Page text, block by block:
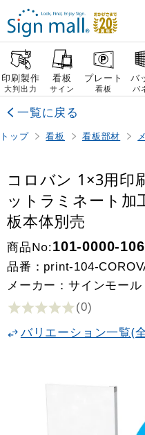
印刷製作
大判出力
看板
サイン
プレート
看板
バ
パ
一覧に戻る
トップ 看板 看板部材
コロバン 1×3用印
ットラミネート加
板本体別売
商品No:101-0000-
品番： print-104-
メーカー：サインモール
(0)
バリエーション一覧(